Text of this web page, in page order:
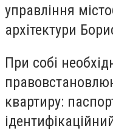
управління
архітектури
При собі
квартиру: